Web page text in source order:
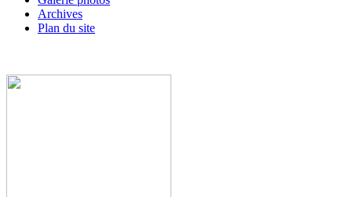
Archives
Plan du site